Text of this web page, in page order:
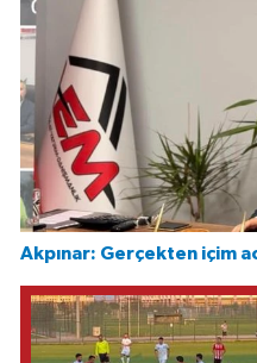
Akpınar: Gerçekten içim